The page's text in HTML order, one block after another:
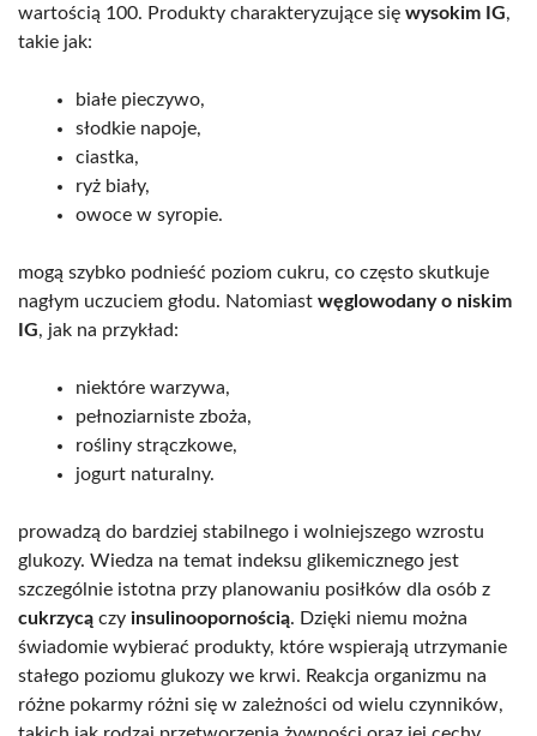
wartością 100. Produkty charakteryzujące się wysokim IG,
takie jak:
białe pieczywo,
słodkie napoje,
ciastka,
ryż biały,
owoce w syropie.
mogą szybko podnieść poziom cukru, co często skutkuje
nagłym uczuciem głodu. Natomiast węglowodany o niskim
IG, jak na przykład:
niektóre warzywa,
pełnoziarniste zboża,
rośliny strączkowe,
jogurt naturalny.
prowadzą do bardziej stabilnego i wolniejszego wzrostu
glukozy. Wiedza na temat indeksu glikemicznego jest
szczególnie istotna przy planowaniu posiłków dla osób z
cukrzycą czy insulinoopornością. Dzięki niemu można
świadomie wybierać produkty, które wspierają utrzymanie
stałego poziomu glukozy we krwi. Reakcja organizmu na
różne pokarmy różni się w zależności od wielu czynników,